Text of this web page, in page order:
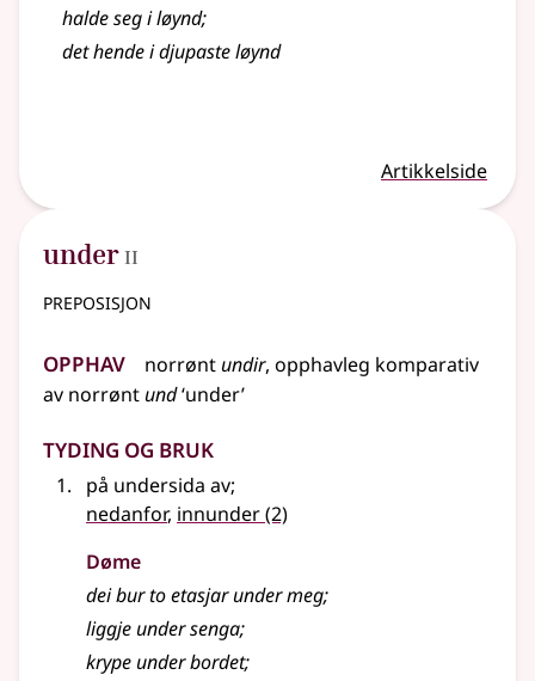
halde seg i løynd;
det hende i djupaste løynd
Artikkelside
under 2
II
preposisjon
Opphav norrønt undir, opphavleg komparativ
av norrønt und‘under’
Tyding og bruk
på undersida av;
nedanfor, innunder(2)
Døme
dei bur to etasjar under meg;
liggje under senga;
krype under bordet;